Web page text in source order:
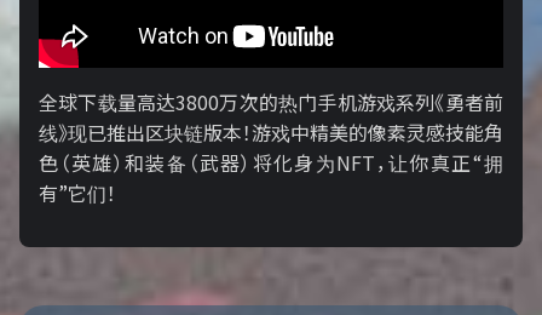
全球下载量高达3800万次的热门手机游戏系列《勇者前
线》现已推出区块链版本！游戏中精美的像素灵感技能角
色（英雄）和装备（武器）将化身为NFT，让你真正“拥
有”它们！